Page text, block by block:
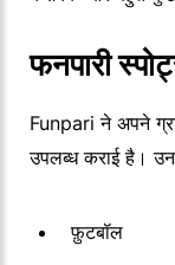
फनपारी
Funpari ने अपने
उपलब्ध कराई है।
फ़ुटबॉल